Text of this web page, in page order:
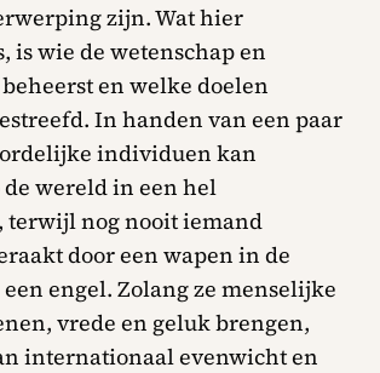
zijn. Wat hier
is wie de wetenschap en
en welke doelen
In handen van een paar
individuen kan
wereld in een hel
terwijl nog nooit iemand
door een wapen in de
engel. Zolang ze menselijke
vrede en geluk brengen,
internationaal evenwicht en